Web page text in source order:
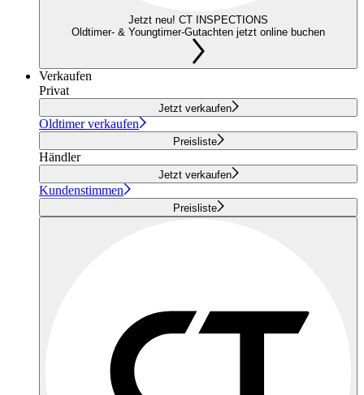
Jetzt neu! CT INSPECTIONS
Oldtimer- & Youngtimer-Gutachten jetzt online buchen
Verkaufen
Privat
Jetzt verkaufen
Oldtimer verkaufen
Preisliste
Händler
Jetzt verkaufen
Kundenstimmen
Preisliste